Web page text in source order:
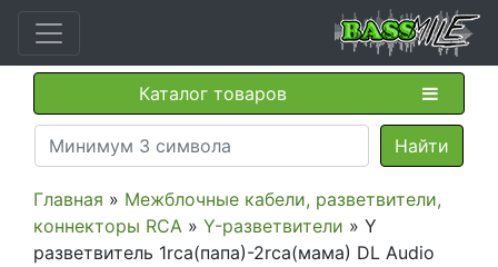
Каталог товаров
Главная » Межблочные кабели, разветвители,
коннекторы RCA » Y-разветвители » Y
разветвитель 1rca(папа)-2rca(мама) DL Audio